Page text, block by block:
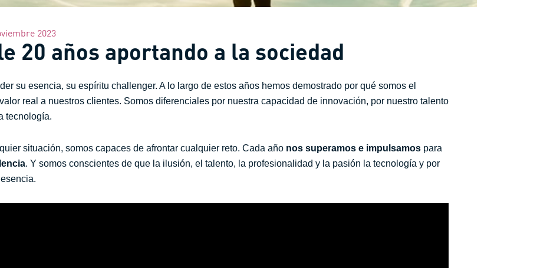
2023
20 años aportando a la sociedad
su esencia, su espíritu challenger. A lo largo de estos años hemos demostrado por qué somos el
real a nuestros clientes. Somos diferenciales por nuestra capacidad de innovación, por nuestro talento
tecnología.
situación, somos capaces de afrontar cualquier reto. Cada año nos superamos e impulsamos para
. Y somos conscientes de que la ilusión, el talento, la profesionalidad y la pasión la tecnología y por